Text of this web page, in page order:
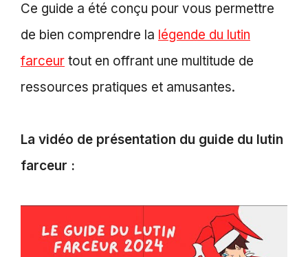
Ce guide a été conçu pour vous permettre
de bien comprendre la légende du lutin
farceur tout en offrant une multitude de
ressources pratiques et amusantes.
La vidéo de présentation du guide du lutin
farceur :